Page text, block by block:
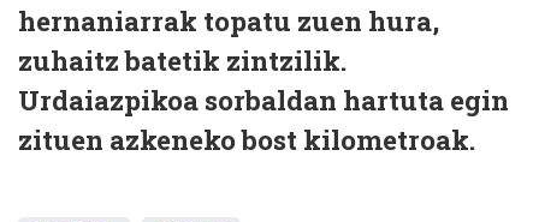
hernaniarrak topatu zuen hura,
zuhaitz batetik zintzilik.
Urdaiazpikoa sorbaldan hartuta egin
zituen azkeneko bost kilometroak.